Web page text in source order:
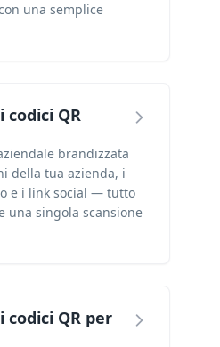
una semplice
codici QR
brandizzata
della tua azienda, i
e i link social — tutto
una singola scansione
codici QR per